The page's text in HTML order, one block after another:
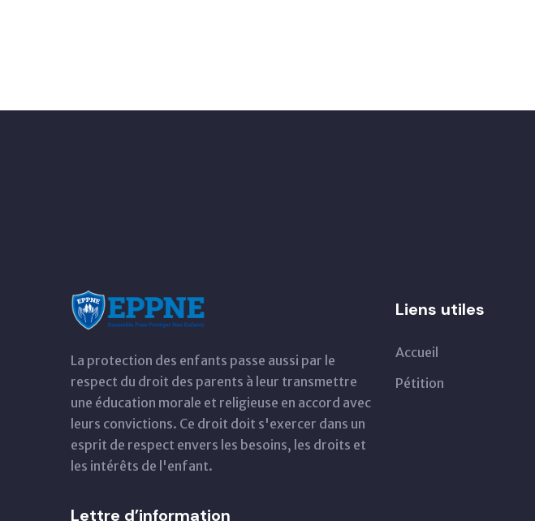
La protection des enfants passe aussi par le
respect du droit des parents à leur transmettre
une éducation morale et religieuse en accord avec
leurs convictions. Ce droit doit s'exercer dans un
esprit de respect envers les besoins, les droits et
les intérêts de l'enfant.
Liens utiles
Accueil
Pétition
Lettre d’information